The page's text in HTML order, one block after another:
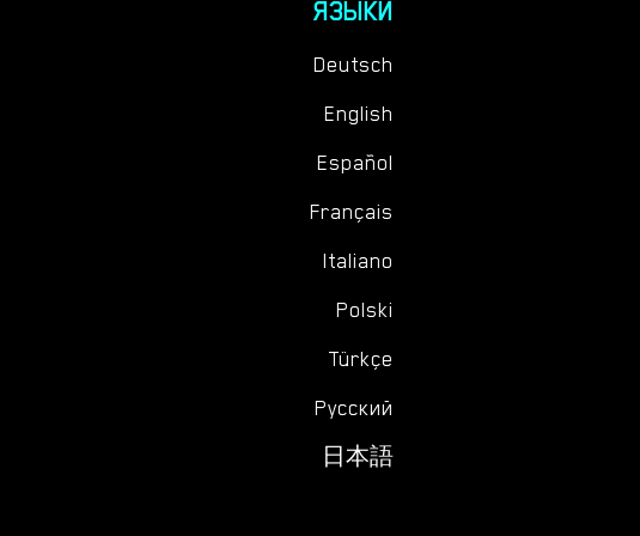
ЯЗЫКИ
Deutsch
English
Español
Français
Italiano
Polski
Türkçe
Русский
日本語